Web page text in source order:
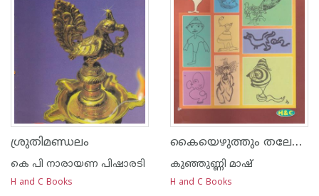
ശ്രുതിമണ്ഡലം
കെ പി നാരായണ പിഷാരടി
H and C Books
കൈയെഴുത്തും തലേലെഴുത്തും
കുഞ്ഞുണ്ണി മാഷ്‌
H and C Books